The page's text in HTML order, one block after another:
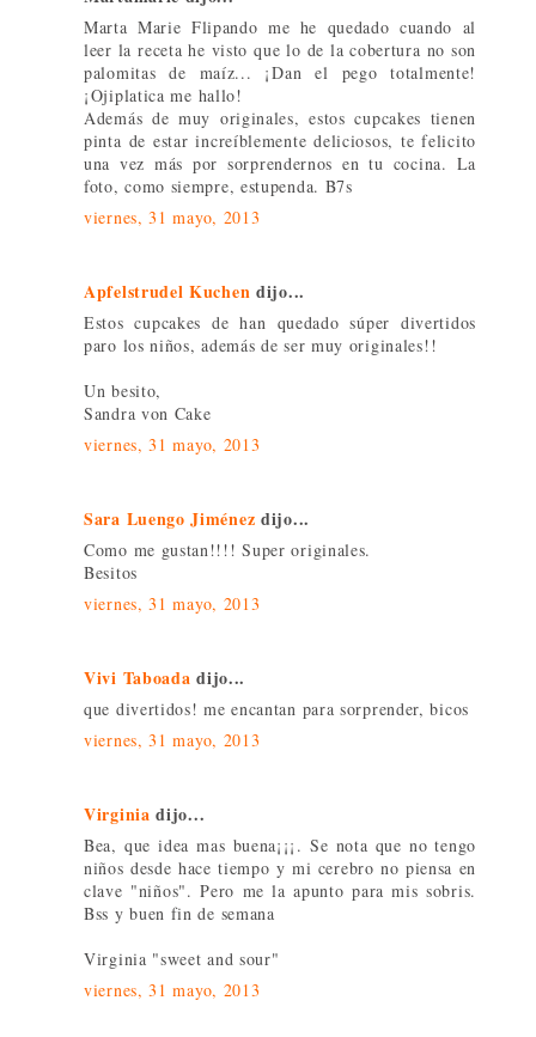
Marta Marie Flipando me he quedado cuando al
leer la receta he visto que lo de la cobertura no son
palomitas de maíz... ¡Dan el pego totalmente!
¡Ojiplatica me hallo!
Además de muy originales, estos cupcakes tienen
pinta de estar increíblemente deliciosos, te felicito
una vez más por sorprendernos en tu cocina. La
foto, como siempre, estupenda. B7s
viernes, 31 mayo, 2013
Apfelstrudel Kuchen dijo...
Estos cupcakes de han quedado súper divertidos
paro los niños, además de ser muy originales!!
Un besito,
Sandra von Cake
viernes, 31 mayo, 2013
Sara Luengo Jiménez dijo...
Como me gustan!!!! Super originales.
Besitos
viernes, 31 mayo, 2013
Vivi Taboada dijo...
que divertidos! me encantan para sorprender, bicos
viernes, 31 mayo, 2013
Virginia dijo...
Bea, que idea mas buena¡¡¡. Se nota que no tengo
niños desde hace tiempo y mi cerebro no piensa en
clave "niños". Pero me la apunto para mis sobris.
Bss y buen fin de semana
Virginia "sweet and sour"
viernes, 31 mayo, 2013